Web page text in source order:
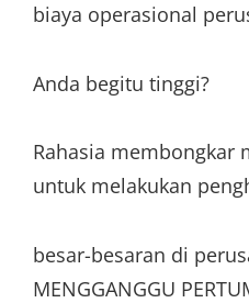
biaya operasional
Anda begitu tinggi?
Rahasia membongkar
untuk melakukan
besar-besaran di
MENGGANGGU